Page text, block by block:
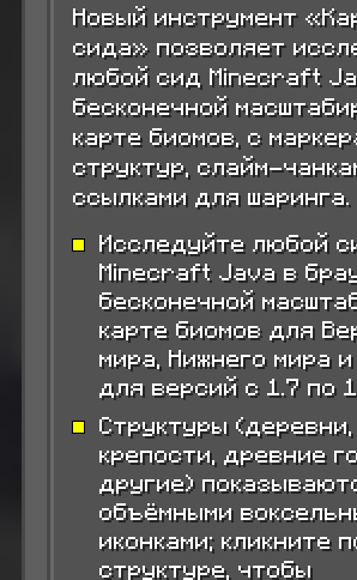
Новый инструмент
сида» позволяет
любой сид Minecraft
бесконечной
карте биомов, с
структур, слайм-
ссылками для шаринга.
Исследуйте любой
Minecraft Java в
бесконечной
карте биомов для
мира, Нижнего мира
для версий с 1.7 по
Структуры (деревни,
крепости, древние
другие)
объёмными
иконками; кликните
структуре, чтобы